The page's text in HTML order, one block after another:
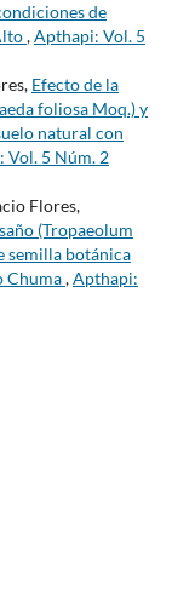
de
,Apthapi: Vol. 5
Efecto de la
foliosa Moq.) y
natural con
Vol. 5 Núm. 2
Flores,
(Tropaeolum
semilla botánica
Chuma,Apthapi: